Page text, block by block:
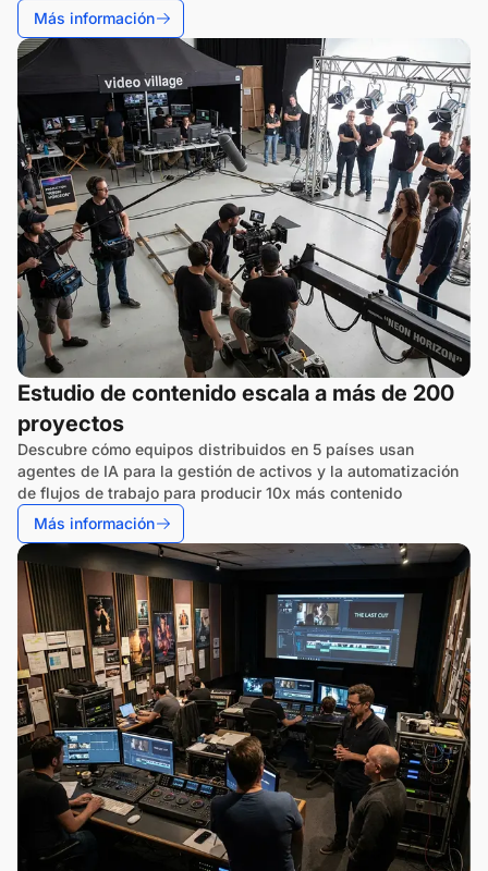
Más información
Estudio de contenido escala a más de 200
proyectos
Descubre cómo equipos distribuidos en 5 países usan
agentes de IA para la gestión de activos y la automatización
de flujos de trabajo para producir 10x más contenido
Más información